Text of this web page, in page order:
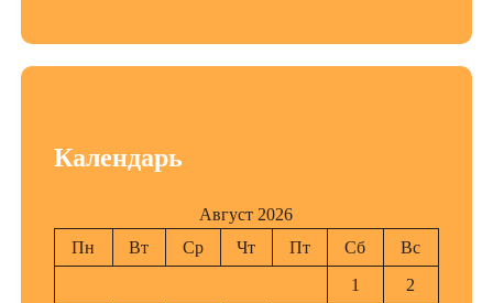
Календарь
Август 2026
Пн
Вт Ср Чт Пт Сб
Вс
1
2